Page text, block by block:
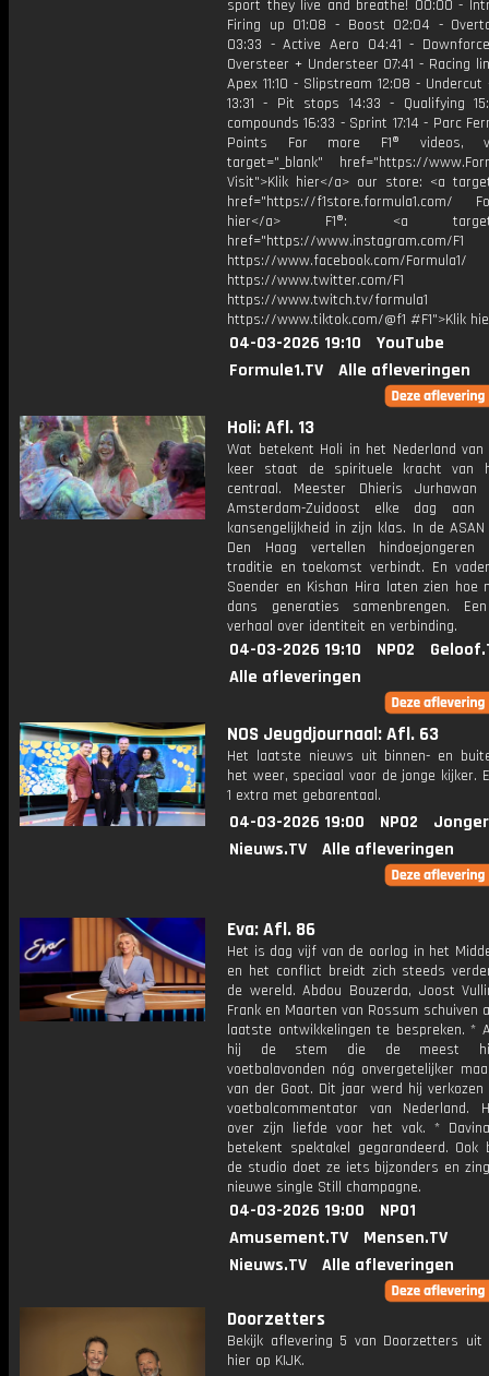
sport they live and breathe! 00:00 -
Firing up 01:08 - Boost 02:04 -
03:33 - Active Aero 04:41 -
Oversteer + Understeer 07:41 - Racing
Apex 11:10 - Slipstream 12:08 - Undercut
13:31 - Pit stops 14:33 - Qualifying
compounds 16:33 - Sprint 17:14 - Parc
Points For more F1® videos,
target="_blank" href="https://
Visit">Klik hier</a> our store: <a
href="https://f1store.formula1.com/
hier</a> F1®: <a
href="https://www.instagram.com/F1
https://www.facebook.com/Formula1/
https://www.twitter.com/F1
https://www.twitch.tv/formula1
https://www.tiktok.com/@f1 #F1">Klik
04-03-2026 19:10
YouTube
Formule1.TV
Alle afleveringen
Holi: Afl. 13
Wat betekent Holi in het Nederland van
keer staat de spirituele kracht van
centraal. Meester Dhieris
Amsterdam-Zuidoost elke dag aan
kansengelijkheid in zijn klas. In de
Den Haag vertellen
traditie en toekomst verbindt. En
Soender en Kishan Hira laten zien hoe
dans generaties samenbrengen.
verhaal over identiteit en verbinding.
04-03-2026 19:10 NPO2
Alle afleveringen
NOS Jeugdjournaal: Afl. 63
Het laatste nieuws uit binnen- en
het weer, speciaal voor de jonge kijker.
1 extra met gebarentaal.
04-03-2026 19:00 NPO2
Nieuws.TV
Alle afleveringen
Eva: Afl. 86
Het is dag vijf van de oorlog in het
en het conflict breidt zich steeds
de wereld. Abdou Bouzerda, Joost
Frank en Maarten van Rossum schuiven
laatste ontwikkelingen te bespreken. *
hij de stem die de meest
voetbalavonden nóg onvergetelijker
van der Goot. Dit jaar werd hij
voetbalcommentator van Nederland.
over zijn liefde voor het vak. *
betekent spektakel gegarandeerd.
de studio doet ze iets bijzonders en
nieuwe single Still champagne.
04-03-2026 19:00
NPO1
Amusement.TV
Mensen.TV
Nieuws.TV
Alle afleveringen
Doorzetters
Bekijk aflevering 5 van Doorzetters uit
hier op KIJK.